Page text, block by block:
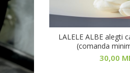
В
LALELE ALBE alegti
(comanda
30,00